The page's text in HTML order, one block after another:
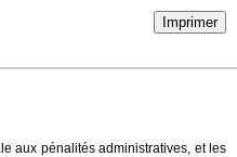
Imprimer
aux pénalités administratives, et les